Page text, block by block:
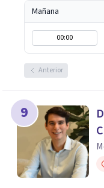
Mañana
00:00
Anterior
9